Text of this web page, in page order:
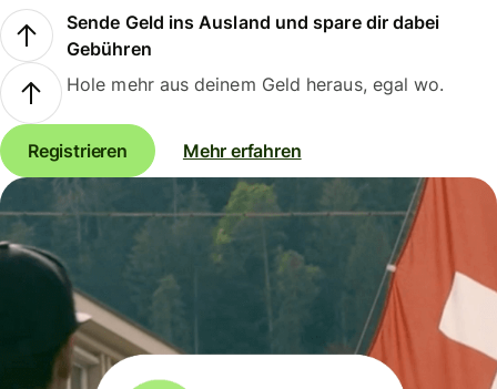
Sende Geld ins Ausland und spare dir dabei
Gebühren
Hole mehr aus deinem Geld heraus, egal wo.
Registrieren Mehr erfahren